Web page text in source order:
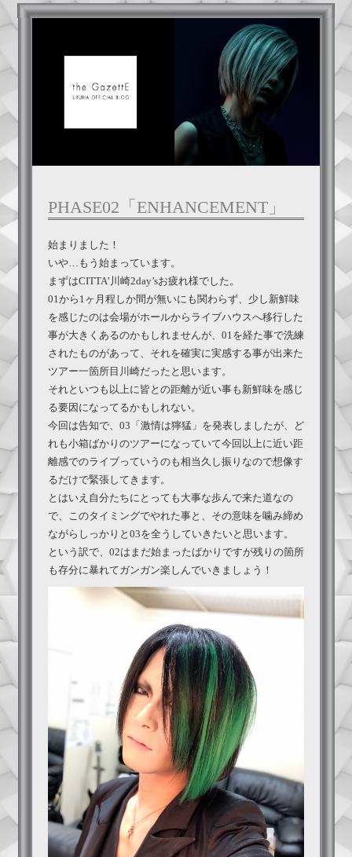
PHASE02「ENHANCEMENT」
始まりました！
いや…もう始まっています。
まずはCITTA’川崎2day’sお疲れ様でした。
01から1ヶ月程しか間が無いにも関わらず、少し新鮮味
を感じたのは会場がホールからライブハウスへ移行した
事が大きくあるのかもしれませんが、01を経た事で洗練
されたものがあって、それを確実に実感する事が出来た
ツアー一箇所目川崎だったと思います。
それといつも以上に皆との距離が近い事も新鮮味を感じ
る要因になってるかもしれない。
今回は告知で、03「激情は獰猛」を発表しましたが、ど
れも小箱ばかりのツアーになっていて今回以上に近い距
離感でのライブっていうのも相当久し振りなので想像す
るだけで緊張してきます。
とはいえ自分たちにとっても大事な歩んで来た道なの
で、このタイミングでやれた事と、その意味を噛み締め
ながらしっかりと03を全うしていきたいと思います。
という訳で、02はまだ始まったばかりですが残りの箇所
も存分に暴れてガンガン楽しんでいきましょう！